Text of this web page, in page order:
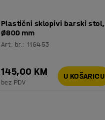
Plastični sklopivi barski stol,
Ø800 mm
Art. br.:116453
145,00 KM
bez PDV
U KOŠARICU